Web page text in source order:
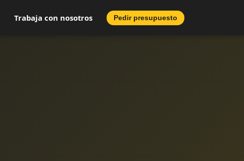
Trabaja con nosotros Pedir presupuesto